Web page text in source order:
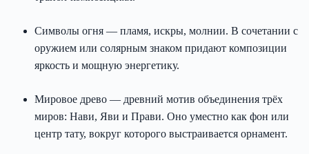
Символы огня — пламя, искры, молнии. В сочетании с
оружием или солярным знаком придают композиции
яркость и мощную энергетику.
Мировое древо — древний мотив объединения трёх
миров: Нави, Яви и Прави. Оно уместно как фон или
центр тату, вокруг которого выстраивается орнамент.